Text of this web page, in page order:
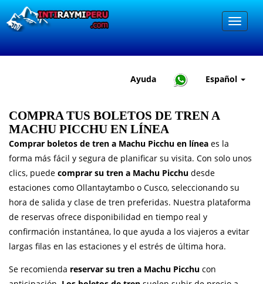
Ayuda Español
COMPRA TUS BOLETOS DE TREN A
MACHU PICCHU EN LÍNEA
Comprar boletos de tren a Machu Picchu en línea es la
forma más fácil y segura de planificar su visita. Con solo unos
clics, puede comprar su tren a Machu Picchu desde
estaciones como Ollantaytambo o Cusco, seleccionando su
hora de salida y clase de tren preferidas. Nuestra plataforma
de reservas ofrece disponibilidad en tiempo real y
confirmación instantánea, lo que ayuda a los viajeros a evitar
largas filas en las estaciones y el estrés de última hora.
Se recomienda reservar su tren a Machu Picchu con